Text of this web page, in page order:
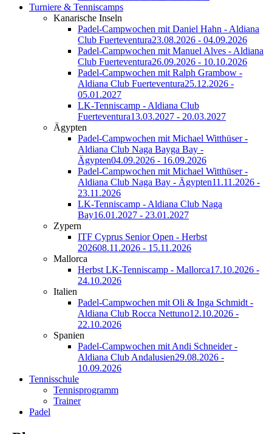
Turniere & Tenniscamps
Kanarische Inseln
Padel-Campwochen mit Daniel Hahn - Aldiana
Club Fuerteventura23.08.2026 - 04.09.2026
Padel-Campwochen mit Manuel Alves - Aldiana
Club Fuerteventura26.09.2026 - 10.10.2026
Padel-Campwochen mit Ralph Grambow -
Aldiana Club Fuerteventura25.12.2026 -
05.01.2027
LK-Tenniscamp - Aldiana Club
Fuerteventura13.03.2027 - 20.03.2027
Ägypten
Padel-Campwochen mit Michael Witthüser -
Aldiana Club Naga Bayga Bay -
Ägypten04.09.2026 - 16.09.2026
Padel-Campwochen mit Michael Witthüser -
Aldiana Club Naga Bay - Ägypten11.11.2026 -
23.11.2026
LK-Tenniscamp - Aldiana Club Naga
Bay16.01.2027 - 23.01.2027
Zypern
ITF Cyprus Senior Open - Herbst
202608.11.2026 - 15.11.2026
Mallorca
Herbst LK-Tenniscamp - Mallorca17.10.2026 -
24.10.2026
Italien
Padel-Campwochen mit Oli & Inga Schmidt -
Aldiana Club Rocca Nettuno12.10.2026 -
22.10.2026
Spanien
Padel-Campwochen mit Andi Schneider -
Aldiana Club Andalusien29.08.2026 -
10.09.2026
Tennisschule
Tennisprogramm
Trainer
Padel